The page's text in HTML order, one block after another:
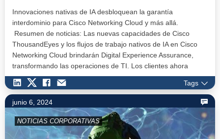
Innovaciones nativas de IA desbloquean la garantía
interdominio para Cisco Networking Cloud y más allá.
Resumen de noticias: Las nuevas capacidades de Cisco
ThousandEyes y los flujos de trabajo nativos de IA en Cisco
Networking Cloud brindarán Digital Experience Assurance,
transformando las operaciones de TI. Los clientes ahora
pueden acceder a da…
Tags
junio 6, 2024
NOTICIAS CORPORATIVAS